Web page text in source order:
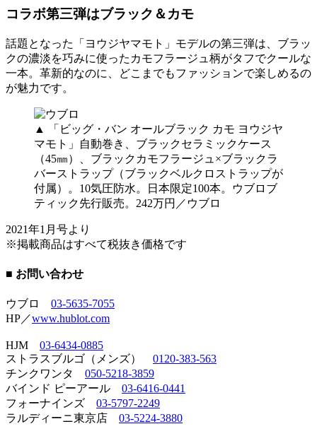
コラボ第三弾はブラック＆カモ
話題となった「ヨウジヤマモト」モデルの第三弾は、ブラッ
クの濃淡を巧みに使ったカモフラージュ柄がタフでクールな
一本。革新的なのに、どこまでもファッションで楽しめるの
が魅力です。
▲ 「ビッグ・バン オールブラック カモ ヨウジヤ
マモト」自動巻き、ブラックセラミックケース
（45㎜）、ブラックカモフラージュ×ブラックラ
バーストラップ（ブラックベルクロストラップが
付属）。10気圧防水。日本限定100本。ウブロブ
ティック先行販売。242万円／ウブロ
2021年1月号より
※掲載商品はすべて税抜き価格です
■ お問い合わせ
ウブロ 03-5635-7055
HP／www.hublot.com
HJM 03-6434-0885
ストラスブルゴ（メンズ） 0120-383-563
チンクワンタ 050-5218-3859
バインド ピーアール 03-6416-0441
フォーナインズ 03-5797-2249
ラルディーニ東京店 03-5224-3880